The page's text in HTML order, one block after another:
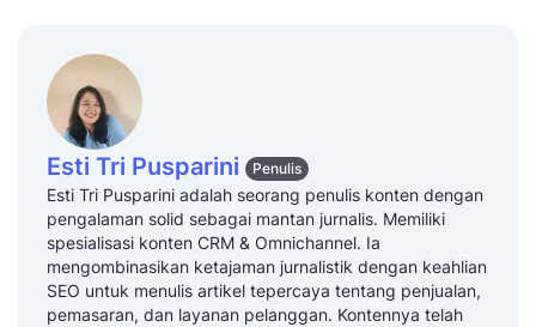
Esti Tri Pusparini Penulis
Esti Tri Pusparini adalah seorang penulis konten dengan
pengalaman solid sebagai mantan jurnalis. Memiliki
spesialisasi konten CRM & Omnichannel. Ia
mengombinasikan ketajaman jurnalistik dengan keahlian
SEO untuk menulis artikel tepercaya tentang penjualan,
pemasaran, dan layanan pelanggan. Kontennya telah